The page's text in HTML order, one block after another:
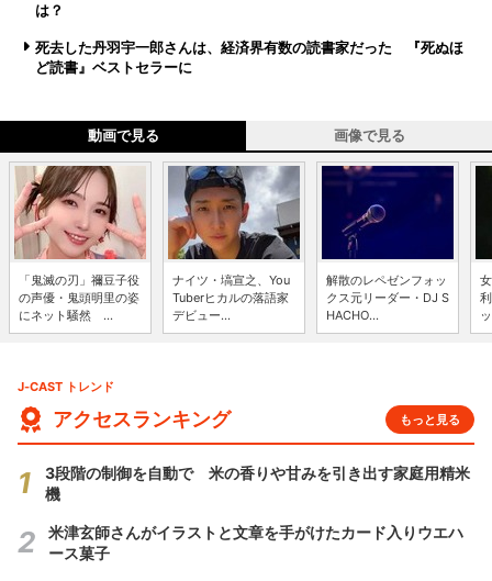
は？
死去した丹羽宇一郎さんは、経済界有数の読書家だった 『死ぬほ
ど読書』ベストセラーに
動画で見る 画像で見る
「鬼滅の刃」禰豆子役
の声優・鬼頭明里の姿
にネット騒然 ...
ナイツ・塙宣之、You
Tuberヒカルの落語家
デビュー...
解散のレペゼンフォッ
クス元リーダー・DJ S
HACHO...
J-CAST トレンド
アクセスランキング もっと見る
3段階の制御を自動で 米の香りや甘みを引き出す家庭用精米
機
米津玄師さんがイラストと文章を手がけたカード入りウエハ
ース菓子